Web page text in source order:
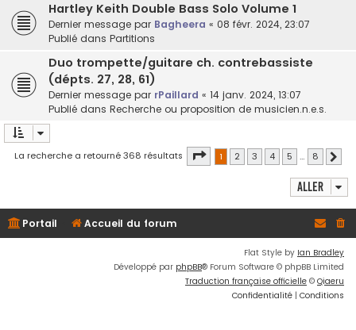
Hartley Keith Double Bass Solo Volume 1
Dernier message par Bagheera « 08 févr. 2024, 23:07
Publié dans Partitions
Duo trompette/guitare ch. contrebassiste
(dépts. 27, 28, 61)
Dernier message par rPaillard « 14 janv. 2024, 13:07
Publié dans Recherche ou proposition de musicien.n.e.s.
La recherche a retourné 368 résultats Page 1sur8
1 2 3 4 5 … 8
Aller
Portail Accueil du forum
Flat Style by Ian Bradley
Développé par phpBB® Forum Software © phpBB Limited
Traduction française officielle © Qiaeru
Confidentialité | Conditions